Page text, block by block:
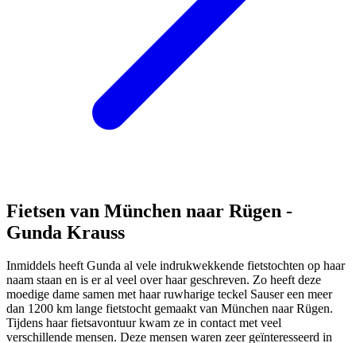
Fietsen van München naar Rügen -
Gunda Krauss
Inmiddels heeft Gunda al vele indrukwekkende fietstochten op haar
naam staan en is er al veel over haar geschreven. Zo heeft deze
moedige dame samen met haar ruwharige teckel Sauser een meer
dan 1200 km lange fietstocht gemaakt van München naar Rügen.
Tijdens haar fietsavontuur kwam ze in contact met veel
verschillende mensen. Deze mensen waren zeer geïnteresseerd in